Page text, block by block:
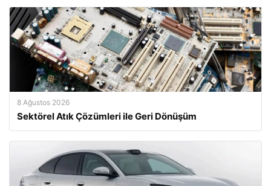
8 Ağustos 2026
Sektörel Atık Çözümleri ile Geri Dönüşüm